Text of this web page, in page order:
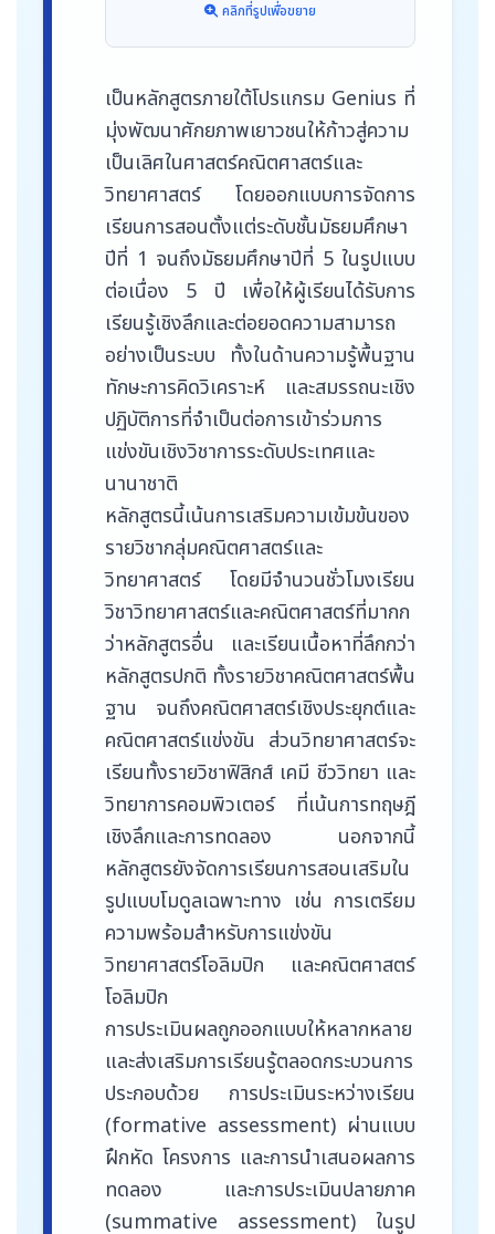
คลิกที่รูปเพื่อขยาย
เป็นหลักสูตรภายใต้โปรแกรม Genius ที่
มุ่งพัฒนาศักยภาพเยาวชนให้ก้าวสู่ความ
เป็นเลิศในศาสตร์คณิตศาสตร์และ
วิทยาศาสตร์ โดยออกแบบการจัดการ
เรียนการสอนตั้งแต่ระดับชั้นมัธยมศึกษา
ปีที่ 1 จนถึงมัธยมศึกษาปีที่ 5 ในรูปแบบ
ต่อเนื่อง 5 ปี เพื่อให้ผู้เรียนได้รับการ
เรียนรู้เชิงลึกและต่อยอดความสามารถ
อย่างเป็นระบบ ทั้งในด้านความรู้พื้นฐาน
ทักษะการคิดวิเคราะห์ และสมรรถนะเชิง
ปฏิบัติการที่จำเป็นต่อการเข้าร่วมการ
แข่งขันเชิงวิชาการระดับประเทศและ
นานาชาติ
หลักสูตรนี้เน้นการเสริมความเข้มข้นของ
รายวิชากลุ่มคณิตศาสตร์และ
วิทยาศาสตร์ โดยมีจำนวนชั่วโมงเรียน
วิชาวิทยาศาสตร์และคณิตศาสตร์ที่มากก
ว่าหลักสูตรอื่น และเรียนเนื้อหาที่ลึกกว่า
หลักสูตรปกติ ทั้งรายวิชาคณิตศาสตร์พื้น
ฐาน จนถึงคณิตศาสตร์เชิงประยุกต์และ
คณิตศาสตร์แข่งขัน ส่วนวิทยาศาสตร์จะ
เรียนทั้งรายวิชาฟิสิกส์ เคมี ชีววิทยา และ
วิทยาการคอมพิวเตอร์ ที่เน้นการทฤษฎี
เชิงลึกและการทดลอง นอกจากนี้
หลักสูตรยังจัดการเรียนการสอนเสริมใน
รูปแบบโมดูลเฉพาะทาง เช่น การเตรียม
ความพร้อมสำหรับการแข่งขัน
วิทยาศาสตร์โอลิมปิก และคณิตศาสตร์
โอลิมปิก
การประเมินผลถูกออกแบบให้หลากหลาย
และส่งเสริมการเรียนรู้ตลอดกระบวนการ
ประกอบด้วย การประเมินระหว่างเรียน
(formative assessment) ผ่านแบบ
ฝึกหัด โครงการ และการนำเสนอผลการ
ทดลอง และการประเมินปลายภาค
(summative assessment) ในรูป